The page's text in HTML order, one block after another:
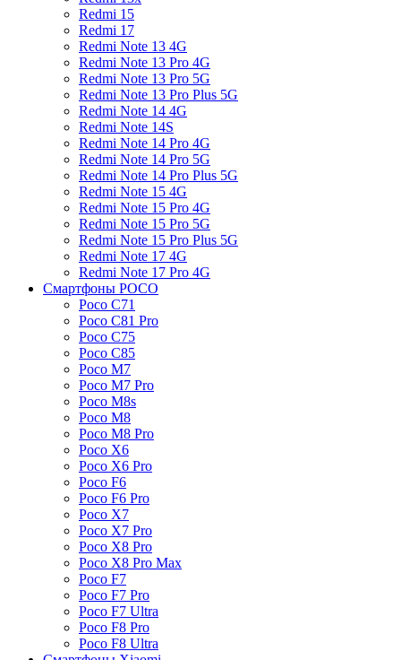
Redmi 15
Redmi 17
Redmi Note 13 4G
Redmi Note 13 Pro 4G
Redmi Note 13 Pro 5G
Redmi Note 13 Pro Plus 5G
Redmi Note 14 4G
Redmi Note 14S
Redmi Note 14 Pro 4G
Redmi Note 14 Pro 5G
Redmi Note 14 Pro Plus 5G
Redmi Note 15 4G
Redmi Note 15 Pro 4G
Redmi Note 15 Pro 5G
Redmi Note 15 Pro Plus 5G
Redmi Note 17 4G
Redmi Note 17 Pro 4G
Смартфоны POCO
Poco C71
Poco C81 Pro
Poco C75
Poco C85
Poco M7
Poco M7 Pro
Poco M8s
Poco M8
Poco M8 Pro
Poco X6
Poco X6 Pro
Poco F6
Poco F6 Pro
Poco X7
Poco X7 Pro
Poco X8 Pro
Poco X8 Pro Max
Poco F7
Poco F7 Pro
Poco F7 Ultra
Poco F8 Pro
Poco F8 Ultra